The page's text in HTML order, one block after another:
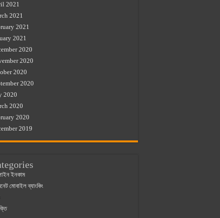
2021
2021
2021
2021
2020
2020
2020
2020
2020
2020
2020
2019
ইনকাম
মোবাইল ব্যাংকিং